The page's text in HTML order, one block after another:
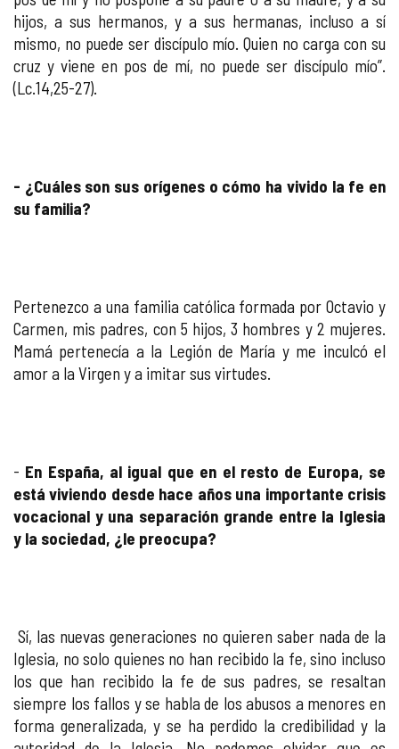
hijos, a sus hermanos, y a sus hermanas, incluso a sí
mismo, no puede ser discípulo mío. Quien no carga con su
cruz y viene en pos de mí, no puede ser discípulo mío”.
(Lc.14,25-27).
- ¿Cuáles son sus orígenes o cómo ha vivido la fe en
su familia?
Pertenezco a una familia católica formada por Octavio y
Carmen, mis padres, con 5 hijos, 3 hombres y 2 mujeres.
Mamá pertenecía a la Legión de María y me inculcó el
amor a la Virgen y a imitar sus virtudes.
- En España, al igual que en el resto de Europa, se
está viviendo desde hace años una importante crisis
vocacional y una separación grande entre la Iglesia
y la sociedad, ¿le preocupa?
Sí, las nuevas generaciones no quieren saber nada de la
Iglesia, no solo quienes no han recibido la fe, sino incluso
los que han recibido la fe de sus padres, se resaltan
siempre los fallos y se habla de los abusos a menores en
forma generalizada, y se ha perdido la credibilidad y la